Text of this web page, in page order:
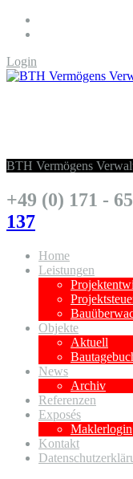
Login
BTH Vermögens
+49 (0) 171 -
137
Home
Leistungen
Objekte
Aktuell
News
Archiv
Referenzen
Exposés
Maklerlogin
Kontakt